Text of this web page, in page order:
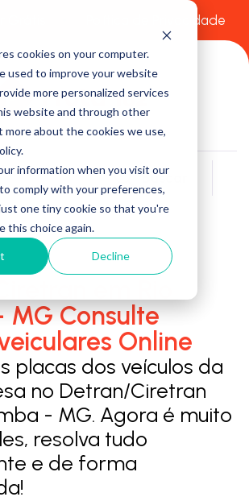
cookies on your computer.
used to improve your website
more personalized services
website and through other
more about the cookies we use,
information when you visit our
comply with your preferences,
one tiny cookie so that you're
this choice again.
Decline
Política de Privacidade
Buscar
MG Consulte
Online
placas dos veículos da
no Detran/Ciretran
- MG. Agora é muito
resolva tudo
e de forma